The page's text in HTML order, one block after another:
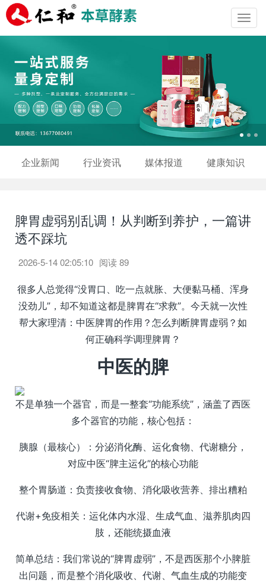
企业新闻 行业资讯 媒体报道 健康知识
脾胃虚弱别乱调！从判断到养护，一篇讲
透不踩坑
2026-5-14 02:05:10 阅读89
很多人总觉得“没胃口、吃一点就胀、大便黏马桶、浑身
没劲儿”，却不知道这都是脾胃在“求救”。今天就一次性
帮大家理清：中医脾胃的作用？怎么判断脾胃虚弱？如
何正确科学调理脾胃？
中医的脾
不是单独一个器官，而是一整套“功能系统”，涵盖了西医
多个器官的功能，核心包括：
胰腺（最核心）：分泌消化酶、运化食物、代谢糖分，
对应中医“脾主运化”的核心功能
整个胃肠道：负责接收食物、消化吸收营养、排出糟粕
代谢+免疫相关：运化体内水湿、生成气血、滋养肌肉四
肢，还能统摄血液
简单总结：我们常说的“脾胃虚弱”，不是西医那个小脾脏
出问题，而是整个消化吸收、代谢、气血生成的功能变